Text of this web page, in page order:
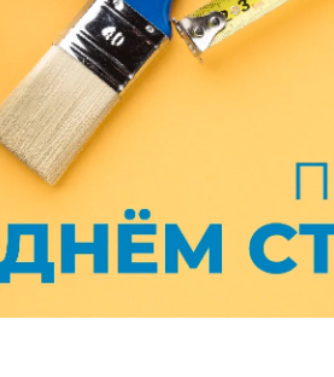
О проекте
Конкурентные
Горячие
Глоссарий